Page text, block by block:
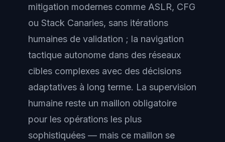
mitigation modernes comme ASLR, CFG
ou Stack Canaries, sans itérations
humaines de validation ; la navigation
tactique autonome dans des réseaux
cibles complexes avec des décisions
adaptatives à long terme. La supervision
humaine reste un maillon obligatoire
pour les opérations les plus
sophistiquées — mais ce maillon se